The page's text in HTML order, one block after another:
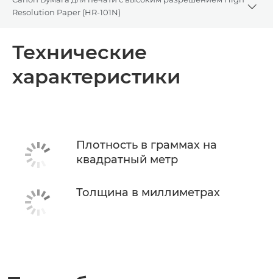
Resolution Paper (HR-101N)
Технические характеристики
Технические
характеристики
Плотность в граммах на
квадратный метр
Толщина в миллиметрах